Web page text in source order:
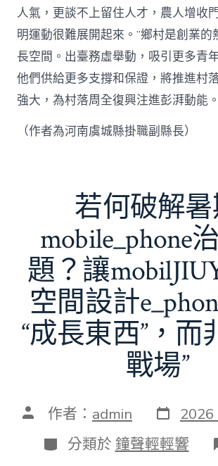
人氣，更談不上留住人才，農人增收
明運動很難展開起來。”鄉村是創業的
長空間。出臺務虛舉動，吸引更多青
他們供給更多支撐和保證，將推進村
強大，為村落周全復興注進彭湃動能。
（作者為河南虞城縣掛職副縣長）
若何破解
mobile_phone
題？讓
空間設計
“成長東西”，而
戰場”
文 作者： admin 發
表
日
期
2026
分
類
分類於 鐘聲輕輕響